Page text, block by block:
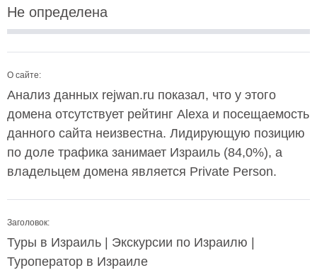
Не определена
О сайте:
Анализ данных rejwan.ru показал, что у этого
домена отсутствует рейтинг Alexa и посещаемость
данного сайта неизвестна. Лидирующую позицию
по доле трафика занимает Израиль (84,0%), а
владельцем домена является Private Person.
Заголовок:
Туры в Израиль | Экскурсии по Израилю |
Туроператор в Израиле